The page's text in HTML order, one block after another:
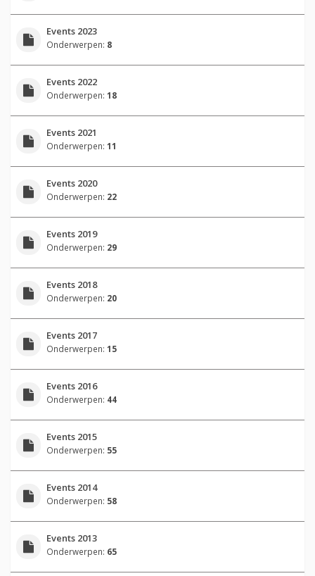
Events 2023
Onderwerpen: 8
Events 2022
Onderwerpen: 18
Events 2021
Onderwerpen: 11
Events 2020
Onderwerpen: 22
Events 2019
Onderwerpen: 29
Events 2018
Onderwerpen: 20
Events 2017
Onderwerpen: 15
Events 2016
Onderwerpen: 44
Events 2015
Onderwerpen: 55
Events 2014
Onderwerpen: 58
Events 2013
Onderwerpen: 65